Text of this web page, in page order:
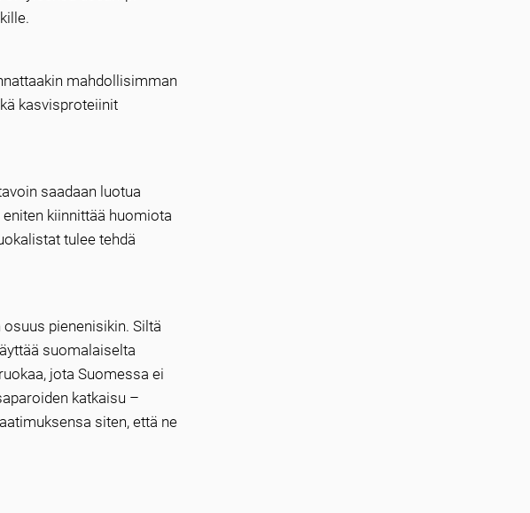
mahdollisimman
kasvisproteiinit
saadaan luotua
kiinnittää huomiota
tulee tehdä
pienenisikin. Siltä
suomalaiselta
jota Suomessa ei
katkaisu –
siten, että ne